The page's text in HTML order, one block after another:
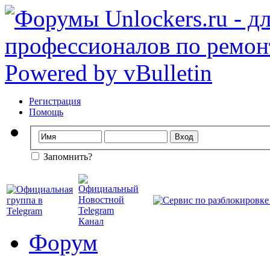
Регистрация
Помощь
Запомнить?
Форум